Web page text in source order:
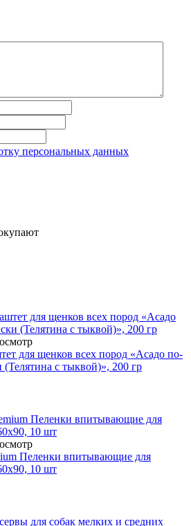
персональных данных
для щенков всех пород «Асадо по-
(Телятина с тыквой)», 200 гр
Пеленки впитывающие для
10 шт